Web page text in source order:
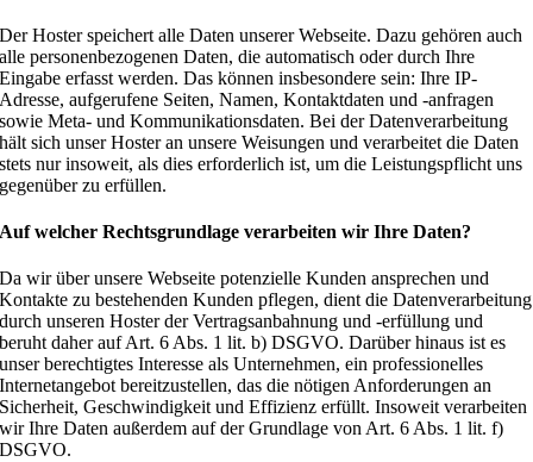
Der Hoster speichert alle Daten unserer Webseite. Dazu gehören auch
alle personenbezogenen Daten, die automatisch oder durch Ihre
Eingabe erfasst werden. Das können insbesondere sein: Ihre IP-
Adresse, aufgerufene Seiten, Namen, Kontaktdaten und -anfragen
sowie Meta- und Kommunikationsdaten. Bei der Datenverarbeitung
hält sich unser Hoster an unsere Weisungen und verarbeitet die Daten
stets nur insoweit, als dies erforderlich ist, um die Leistungspflicht uns
gegenüber zu erfüllen.
Auf welcher Rechtsgrundlage verarbeiten wir Ihre Daten?
Da wir über unsere Webseite potenzielle Kunden ansprechen und
Kontakte zu bestehenden Kunden pflegen, dient die Datenverarbeitung
durch unseren Hoster der Vertragsanbahnung und -erfüllung und
beruht daher auf Art. 6 Abs. 1 lit. b) DSGVO. Darüber hinaus ist es
unser berechtigtes Interesse als Unternehmen, ein professionelles
Internetangebot bereitzustellen, das die nötigen Anforderungen an
Sicherheit, Geschwindigkeit und Effizienz erfüllt. Insoweit verarbeiten
wir Ihre Daten außerdem auf der Grundlage von Art. 6 Abs. 1 lit. f)
DSGVO.